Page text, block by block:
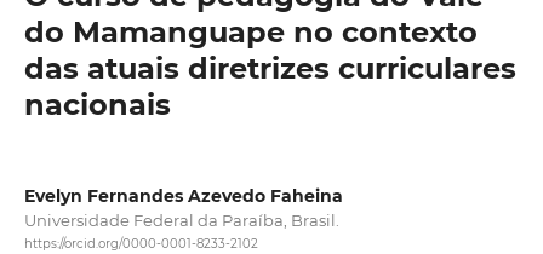
do Mamanguape no contexto
das atuais diretrizes curriculares
nacionais
Evelyn Fernandes Azevedo Faheina
Universidade Federal da Paraíba, Brasil.
https://orcid.org/0000-0001-8233-2102